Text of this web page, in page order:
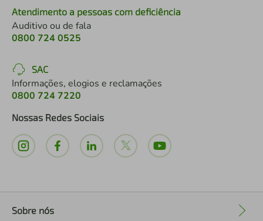
Atendimento a pessoas com deficiência
Auditivo ou de fala
0800 724 0525
SAC
Informações, elogios e reclamações
0800 724 7220
Nossas Redes Sociais
Sobre nós